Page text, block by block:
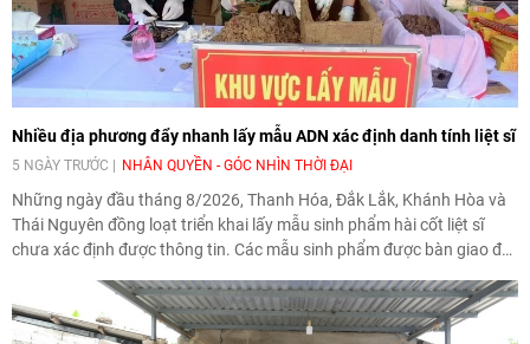
Nhiều địa phương đẩy nhanh lấy mẫu ADN xác định danh tính liệt sĩ
5 NGÀY TRƯỚC NHÂN QUYỀN - GÓC NHÌN THỜI ĐẠI
Những ngày đầu tháng 8/2026, Thanh Hóa, Đắk Lắk, Khánh Hòa và
Thái Nguyên đồng loạt triển khai lấy mẫu sinh phẩm hài cốt liệt sĩ
chưa xác định được thông tin. Các mẫu sinh phẩm được bàn giao để